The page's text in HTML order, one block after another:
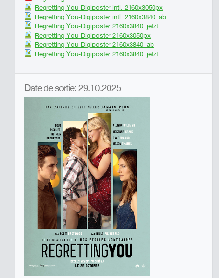
Regretting You-Digiposter intl. 2160x3050px
Regretting You-Digiposter intl. 2160x3840_ab
Regretting You-Digiposter 2160x3840_jetzt
Regretting You-Digiposter 2160x3050px
Regretting You-Digiposter 2160x3840_ab
Regretting You-Digiposter 2160x3840_jetzt
Date de sortie: 29.10.2025